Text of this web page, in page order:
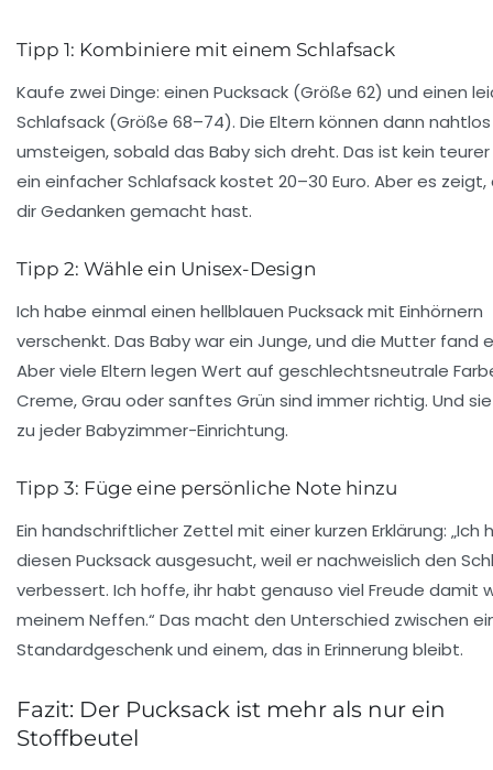
Tipp 1: Kombiniere mit einem Schlafsack
Kaufe zwei Dinge: einen Pucksack (Größe 62) und einen
Schlafsack (Größe 68–74). Die Eltern können dann nahtlos
umsteigen, sobald das Baby sich dreht. Das ist kein
ein einfacher Schlafsack kostet 20–30 Euro. Aber es zeigt,
dir Gedanken gemacht hast.
Tipp 2: Wähle ein Unisex-Design
Ich habe einmal einen hellblauen Pucksack mit Einhörnern
verschenkt. Das Baby war ein Junge, und die Mutter fand
Aber viele Eltern legen Wert auf geschlechtsneutrale
Creme, Grau oder sanftes Grün sind immer richtig. Und
zu jeder Babyzimmer-Einrichtung.
Tipp 3: Füge eine persönliche Note hinzu
Ein handschriftlicher Zettel mit einer kurzen Erklärung: „Ich
diesen Pucksack ausgesucht, weil er nachweislich den
verbessert. Ich hoffe, ihr habt genauso viel Freude damit
meinem Neffen.“ Das macht den Unterschied zwischen
Standardgeschenk und einem, das in Erinnerung bleibt.
Fazit: Der Pucksack ist mehr als nur ein
Stoffbeutel